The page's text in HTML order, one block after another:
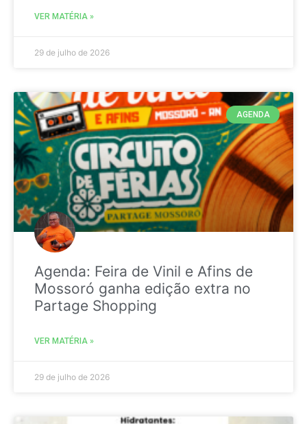
VER MATÉRIA »
29 de julho de 2026
AGENDA
Agenda: Feira de Vinil e Afins de
Mossoró ganha edição extra no
Partage Shopping
VER MATÉRIA »
29 de julho de 2026